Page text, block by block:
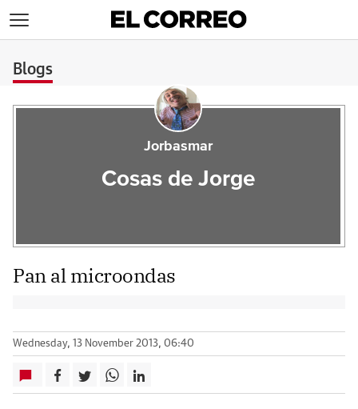
Blogs
Jorbasmar
Cosas de Jorge
Pan al microondas
Wednesday, 13 November 2013, 06:40